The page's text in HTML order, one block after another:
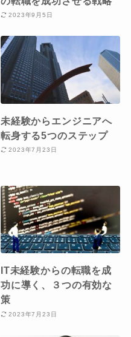
2023年9月5日
未経験からエンジニアへ
転身する5つのステップ
2023年7月23日
IT未経験からの転職を成
功に導く、３つの有効な
策
2023年7月23日